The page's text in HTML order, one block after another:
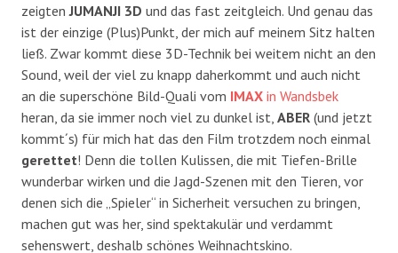
zeigtenJUMANJI 3D und das fast zeitgleich. Und genau das
ist der einzige (Plus)Punkt, der mich auf meinem Sitz halten
ließ. Zwar kommt diese 3D-Technik bei weitem nicht an den
Sound, weil der viel zu knapp daherkommt und auch nicht
an die superschöne Bild-Quali vom IMAX in Wandsbek
heran, da sie immer noch viel zu dunkel ist, ABER (und jetzt
kommt´s) für mich hat das den Film trotzdem noch einmal
gerettet! Denn die tollen Kulissen, die mit Tiefen-Brille
wunderbar wirken und die Jagd-Szenen mit den Tieren, vor
denen sich die „Spieler“ in Sicherheit versuchen zu bringen,
machen gut was her, sind spektakulär und verdammt
sehenswert, deshalb schönes Weihnachtskino.